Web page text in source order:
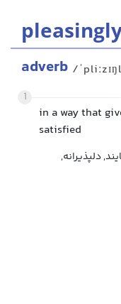
adverb /
1
in a way that
satisfied
دلپذیرانه,